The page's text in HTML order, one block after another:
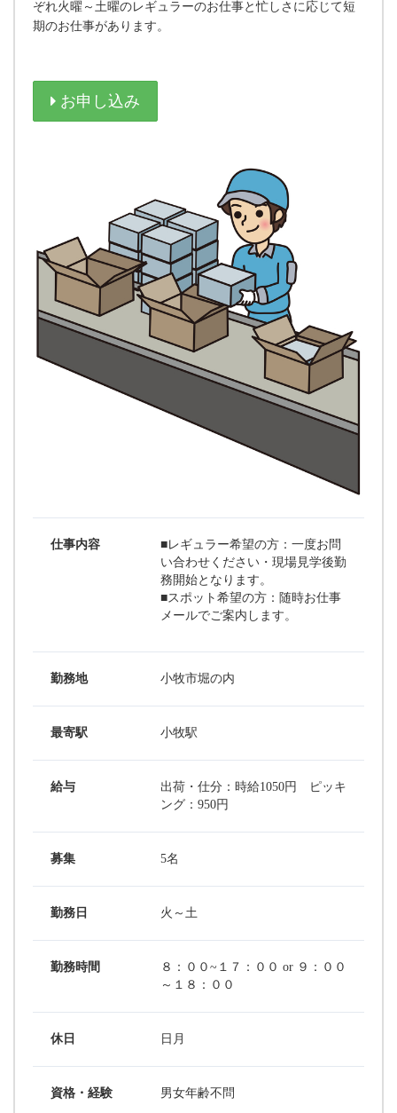
ぞれ火曜～土曜のレギュラーのお仕事と忙しさに応じて短
期のお仕事があります。
お申し込み
仕事内容
■レギュラー希望の方：一度お問
い合わせください・現場見学後勤
務開始となります。
■スポット希望の方：随時お仕事
メールでご案内します。
勤務地 小牧市堀の内
最寄駅 小牧駅
給与
出荷・仕分：時給1050円 ピッキ
ング：950円
募集 5名
勤務日 火～土
勤務時間
８：００~１７：００ or ９：００
～１８：００
休日 日月
資格・経験 男女年齢不問